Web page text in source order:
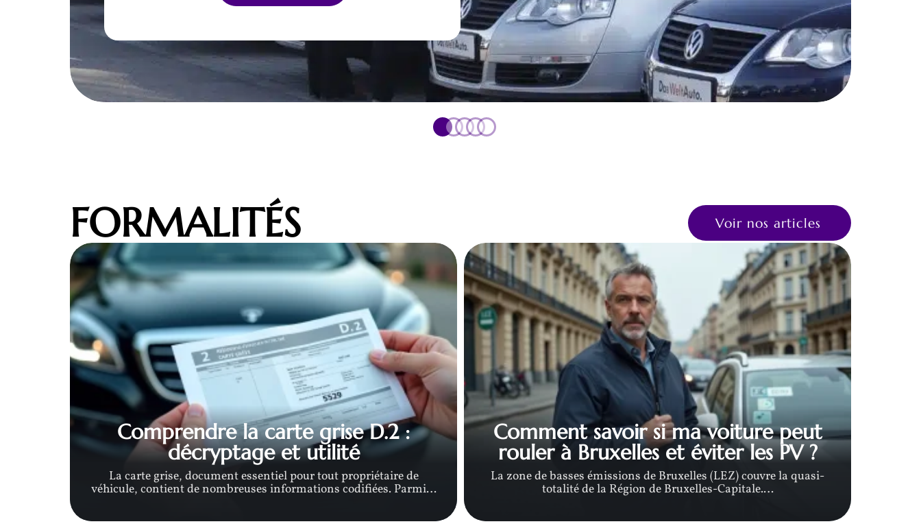
FORMALITÉS Voir nos articles
Comprendre la carte grise D.2 :
décryptage et utilité
La carte grise, document essentiel pour tout propriétaire de
véhicule, contient de nombreuses informations codifiées. Parmi…
Comment savoir si ma voiture peut
rouler à Bruxelles et éviter les PV ?
La zone de basses émissions de Bruxelles (LEZ) couvre la quasi-
totalité de la Région de Bruxelles-Capitale.…